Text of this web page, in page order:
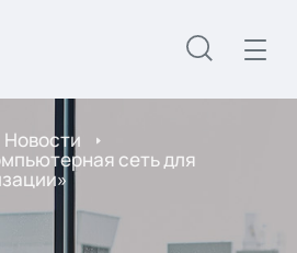
Новости
сеть для